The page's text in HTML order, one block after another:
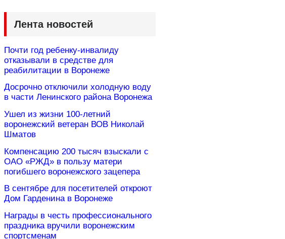
Лента новостей
Почти год ребенку-инвалиду
отказывали в средстве для
реабилитации в Воронеже
Досрочно отключили холодную воду
в части Ленинского района Воронежа
Ушел из жизни 100-летний
воронежский ветеран ВОВ Николай
Шматов
Компенсацию 200 тысяч взыскали с
ОАО «РЖД» в пользу матери
погибшего воронежского зацепера
В сентябре для посетителей откроют
Дом Гарденина в Воронеже
Награды в честь профессионального
праздника вручили воронежским
спортсменам